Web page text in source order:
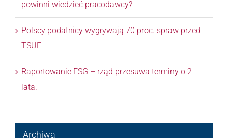
powinni wiedzieć pracodawcy?
Polscy podatnicy wygrywają 70 proc. spraw przed
TSUE
Raportowanie ESG – rząd przesuwa terminy o 2
lata.
Archiwa